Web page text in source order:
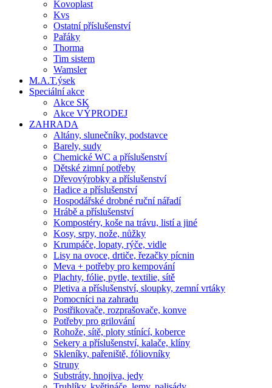
Kovoplast
Kvs
Ostatní příslušenství
Pařáky
Thorma
Tim sistem
Wamsler
M.A.T.ýsek
Speciální akce
Akce SK
Akce VÝPRODEJ
ZAHRADA
Altány, slunečníky, podstavce
Barely, sudy
Chemické WC a příslušenství
Dětské zimní potřeby
Dřevovýrobky a příslušenství
Hadice a příslušenství
Hospodářské drobné ruční nářadí
Hrábě a příslušenství
Kompostéry, koše na trávu, listí a jiné
Kosy, srpy, nože, nůžky
Krumpáče, lopaty, rýče, vidle
Lisy na ovoce, drtiče, řezačky pícnin
Meva + potřeby pro kempování
Plachty, fólie, pytle, textilie, sítě
Pletiva a příslušenství, sloupky, zemní vrtáky
Pomocníci na zahradu
Postřikovače, rozprašovače, konve
Potřeby pro grilování
Rohože, sítě, ploty stínící, koberce
Sekery a příslušenství, kalače, klíny
Skleníky, pařeniště, fóliovníky
Struny
Substráty, hnojiva, jedy